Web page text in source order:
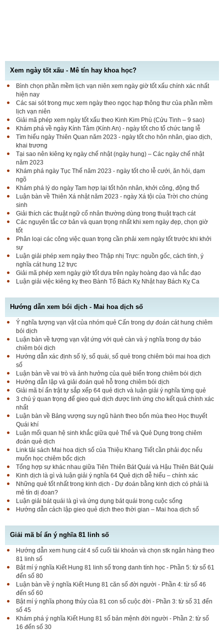
Xem ngày tốt xấu - Mê tín hay khoa học?
Bình chọn phần mềm lịch vạn niên xem ngày giờ tốt xấu chính xác nhất
hiện nay
Các sai sót trong mục xem ngày theo ngọc hạp thông thư của phần mềm
lịch vạn niên
Giải mã phép xem ngày tốt xấu theo Kinh Kim Phù (Cửu Tinh – 9 sao)
Khám phá về ngày Kính Tâm (Kính An) - ngày tốt cho tổ chức tang lễ
Tìm hiểu ngày Thiên Quan năm 2023 - ngày tốt cho hôn nhân, giao dịch,
khai trương
Tại sao nên kiêng kỵ ngày chế nhật (ngày hung) – Các ngày chế nhật
năm 2023
Khám phá ngày Tục Thế năm 2023 - ngày tốt cho lễ cưới, ăn hỏi, dạm
ngõ
Khám phá lý do ngày Tam hợp lại tốt hôn nhân, khởi công, động thổ
Luận bàn về Thiên Xá nhật năm 2023 - ngày Xá tội của Trời cho chúng
sinh
Giải thích các thuật ngữ cổ nhân thường dùng trong thuật trạch cát
Các nguyên tắc cơ bản và quan trọng nhất khi xem ngày đẹp, chọn giờ
tốt
Phân loại các công việc quan trọng cần phải xem ngày tốt trước khi khởi
sự
Luận giải phép xem ngày theo Thập nhị Trực: nguồn gốc, cách tính, ý
nghĩa cát hung 12 trực
Giải mã phép xem ngày giờ tốt dựa trên ngày hoàng đạo và hắc đạo
Luận giải việc kiêng kỵ theo Bành Tổ Bách Kỵ Nhật hay Bách Kỵ Ca
Hướng dẫn xem bói dịch - Mai hoa dịch số
Ý nghĩa tượng vạn vật của nhóm quẻ Cấn trong dự đoán cát hung chiêm
bói dịch
Luận bàn về tượng vạn vật ứng với quẻ càn và ý nghĩa trong dự báo
chiêm bói dịch
Hướng dẫn xác định số lý, số quái, số quẻ trong chiêm bói mai hoa dịch
số
Luận bàn về vai trò và ảnh hưởng của quẻ biến trong chiêm bói dịch
Hướng dẫn lập và giải đoán quẻ hỗ trong chiêm bói dịch
Giải mã bí ấn trật tự sắp xếp 64 quẻ dịch và luận giải ý nghĩa từng quẻ
3 chú ý quan trọng để gieo quẻ dịch được linh ứng cho kết quả chính xác
nhất
Luận bàn về Bảng vượng suy ngũ hành theo bốn mùa theo Học thuyết
Quái khí
Luận mối quan hệ sinh khắc giữa quẻ Thể và Quẻ Dụng trong chiêm
đoán quẻ dịch
Link tải sách Mai hoa dịch số của Thiệu Khang Tiết cần phải đọc nếu
muốn học chiêm bốc dịch
Tổng hợp sự khác nhau giữa Tiên Thiên Bát Quái và Hậu Thiên Bát Quái
Kinh dịch là gì và luận giải ý nghĩa 64 Quẻ dịch dễ hiểu – chính xác
Những quẻ tốt nhất trong kinh dịch - Dự đoán bằng kinh dịch có phải là
mê tín dị đoan?
Luận giải bát quái là gì và ứng dụng bát quái trong cuộc sống
Hướng dẫn cách lập gieo quẻ dịch theo thời gian – Mai hoa dịch số
Giải mã bí ẩn ý nghĩa 81 linh số
Hướng dẫn xem hung cát 4 số cuối tài khoản và chọn stk ngân hàng theo
81 linh số
Bật mí ý nghĩa Kiết Hung 81 linh số trong danh tính học - Phần 5: từ số 61
đến số 80
Luận bàn về ý nghĩa Kiết Hung 81 căn số đời người - Phần 4: từ số 46
đến số 60
Bật mí ý nghĩa phong thủy của 81 con số cuộc đời - Phần 3: từ số 31 đến
số 45
Khám phá ý nghĩa Kiết Hung 81 số bản mệnh đời người - Phần 2: từ số
16 đến số 30